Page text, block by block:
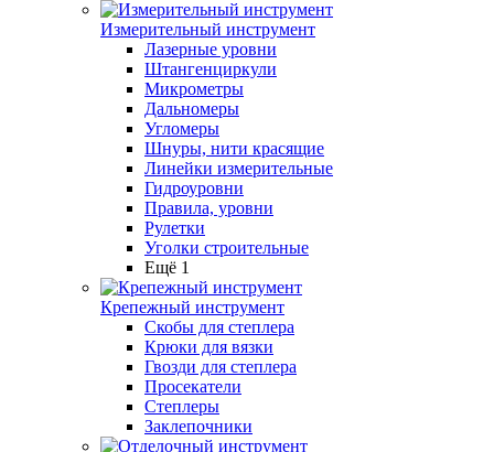
Измерительный инструмент
Лазерные уровни
Штангенциркули
Микрометры
Дальномеры
Угломеры
Шнуры, нити красящие
Линейки измерительные
Гидроуровни
Правила, уровни
Рулетки
Уголки строительные
Ещё 1
Крепежный инструмент
Скобы для степлера
Крюки для вязки
Гвозди для степлера
Просекатели
Степлеры
Заклепочники